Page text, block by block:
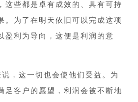
这些都是卓有成效的、具有可持
。为了在明天依旧可以完成这项
盈利为导向，这便是利润的意
，这一切也会使他们受益。为
足客户的愿望，利润会被不断地